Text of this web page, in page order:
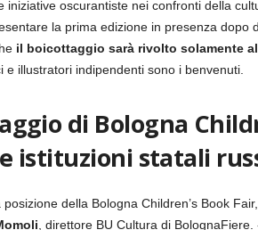
iniziative oscurantiste nei confronti della
la prima edizione in presenza dopo
il boicottaggio sarà rivolto solamente
e illustratori indipendenti sono i benvenuti.
di Bologna
istituzioni statali
della Bologna Children’s Book
, direttore BU Cultura di